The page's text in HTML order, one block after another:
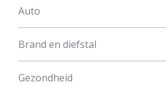
Auto
Brand en diefstal
Gezondheid